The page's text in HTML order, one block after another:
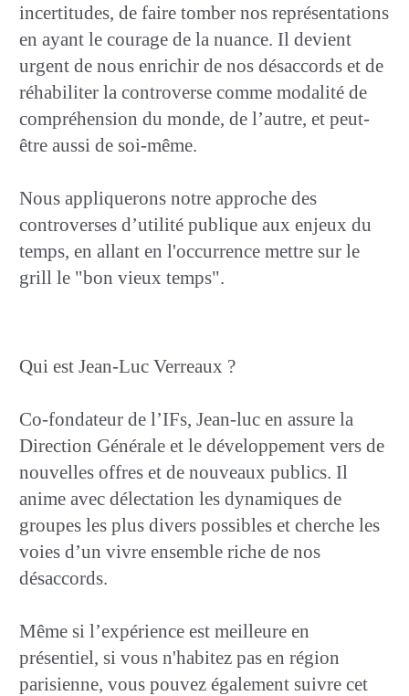
incertitudes, de faire tomber nos représentations
en ayant le courage de la nuance. Il devient
urgent de nous enrichir de nos désaccords et de
réhabiliter la controverse comme modalité de
compréhension du monde, de l’autre, et peut-
être aussi de soi-même.
Nous appliquerons notre approche des
controverses d’utilité publique aux enjeux du
temps, en allant en l'occurrence mettre sur le
grill le "bon vieux temps".
Qui est Jean-Luc Verreaux ?
Co-fondateur de l’IFs, Jean-luc en assure la
Direction Générale et le développement vers de
nouvelles offres et de nouveaux publics. Il
anime avec délectation les dynamiques de
groupes les plus divers possibles et cherche les
voies d’un vivre ensemble riche de nos
désaccords.
Même si l’expérience est meilleure en
présentiel, si vous n'habitez pas en région
parisienne, vous pouvez également suivre cet